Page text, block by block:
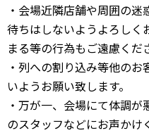
・会場近隣店舗や周囲の
待ちはしないようよろしく
まる等の行為もご遠慮くだ
・列への割り込み等他の
いようお願い致します。
・万が一、会場にて体調
のスタッフなどにお声かけ